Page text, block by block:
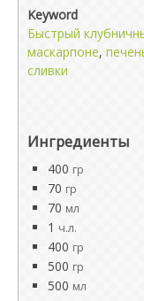
Keyword
Быстрый
маскарпоне,
сливки
Ингредиенты
400 гр
70 гр
70 мл
1 ч.л.
400 гр
500 гр
500 мл